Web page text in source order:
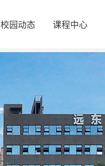
校园动态 课程中心